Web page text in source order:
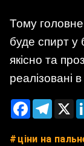
Тому
буде спирт у
якісно та
реалізовані в
Facebook X
ціни на